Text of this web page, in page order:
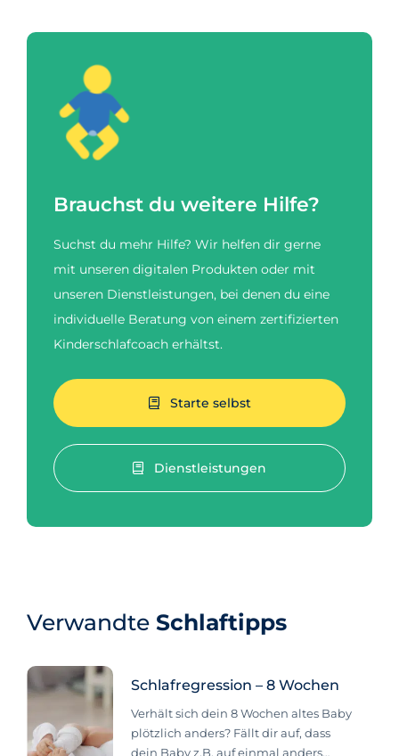
Brauchst du weitere Hilfe?
Suchst du mehr Hilfe? Wir helfen dir gerne
mit unseren digitalen Produkten oder mit
unseren Dienstleistungen, bei denen du eine
individuelle Beratung von einem zertifizierten
Kinderschlafcoach erhältst.
Starte selbst
Dienstleistungen
Verwandte Schlaftipps
Schlafregression – 8 Wochen
Verhält sich dein 8 Wochen altes Baby
plötzlich anders? Fällt dir auf, dass
dein Baby z.B. auf einmal anders